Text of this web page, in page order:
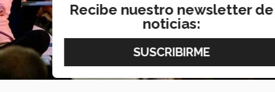
Recibe nuestro newsletter de
noticias: